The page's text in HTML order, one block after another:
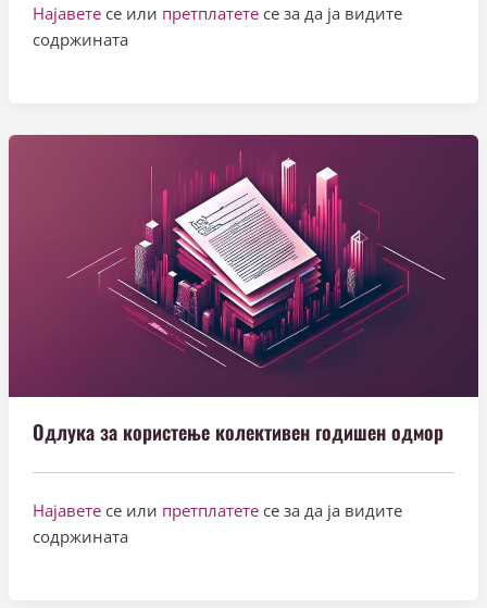
Најавете се или претплатетесе за да ја видите
содржината
Одлука за користење колективен годишен одмор
Најавете се или претплатетесе за да ја видите
содржината